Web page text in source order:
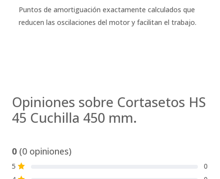
Puntos de amortiguación exactamente calculados que
reducen las oscilaciones del motor y facilitan el trabajo.
Opiniones sobre Cortasetos HS
45 Cuchilla 450 mm.
0 (0 opiniones)
5 S
0